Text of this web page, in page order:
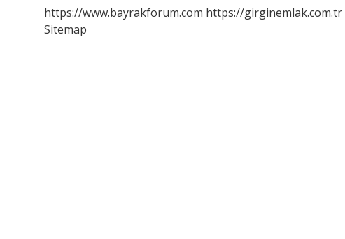
https://www.bayrakforum.com https://girginemlak.com.tr
Sitemap